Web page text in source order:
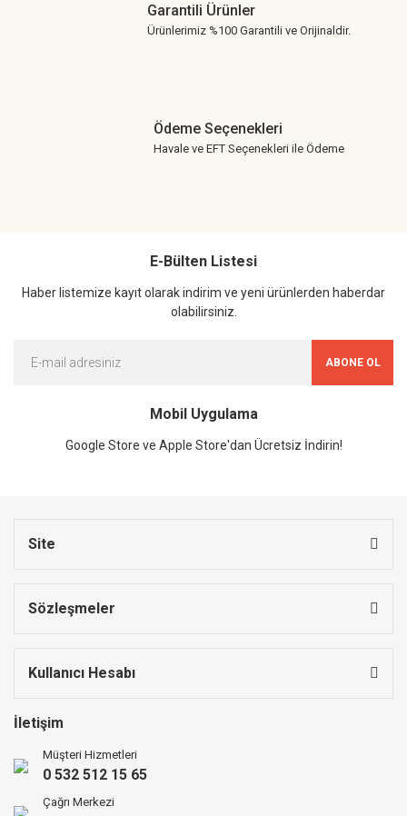
Garantili Ürünler
Ürünlerimiz %100 Garantili ve Orijinaldir.
Ödeme Seçenekleri
Havale ve EFT Seçenekleri ile Ödeme
E-Bülten Listesi
Haber listemize kayıt olarak indirim ve yeni ürünlerden haberdar
olabilirsiniz.
ABONE OL
Mobil Uygulama
Google Store ve Apple Store'dan Ücretsiz İndirin!
Site
Sözleşmeler
Kullanıcı Hesabı
İletişim
Müşteri Hizmetleri
0 532 512 15 65
Çağrı Merkezi